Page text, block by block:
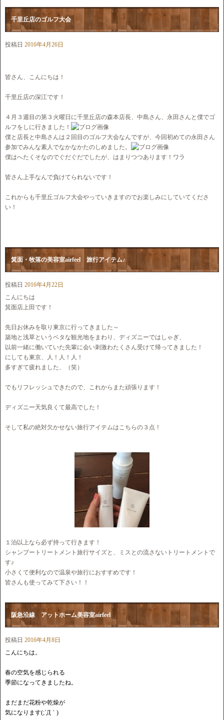
千里丘店のゴルフ大会
投稿日 2016年4月26日
皆さん、こんにちは！
千里丘店の深江です！
４月３週目の第３火曜日に千里丘店の森本店長、中島さん、永田さんと僕でゴ
ルフをしに行きました！
僕と店長と中島さんは２回目のゴルフ大会なんですが、今回初めての永田さん
参加でみんな素人でなかなかたのしめました。
僕はへたくそなのでぐだぐだでしたが、はまりつつあります！ワラ
皆さん上手なんで負けてられないです！
これからも千里丘ゴルフ大会やっていきますのでお楽しみにしていてくださ
い！
箕面・牧落の美容室airfeel 旅行アイテム♪
投稿日 2016年4月22日
こんにちは
箕面店上田です！
先日お休みを取り東京に行ってきました～
築地と浅草というベタな観光地をまわり、ディズニーではしゃぎ、
以前一緒に働いていた先輩に会い刺激わたくさん受けて帰ってきました！
にしても東京、人！人！人！
多すぎて疲れました、（笑）
でもリフレッシュできたので、これからまた頑張ります！
ディズニー天気良くて最高でした！
そして私の絶対欠かせない旅行アイテムはこちらの３点！
１泊以上なら必ず持って行きます！
シャンプートリートメント旅行サイズと、ミスとの流さないトリートメントで
す♪
小さくて便利なので温泉や旅行におすすめです！
皆さんも使ってみて下さい！！
阪急沿線 アットホーム美容室airfeel
投稿日 2016年4月8日
こんにちは。
春の空気を感じられる
季節になってきましたね。
まだまだ花粉や乾燥が
気になります(;´Д｀)